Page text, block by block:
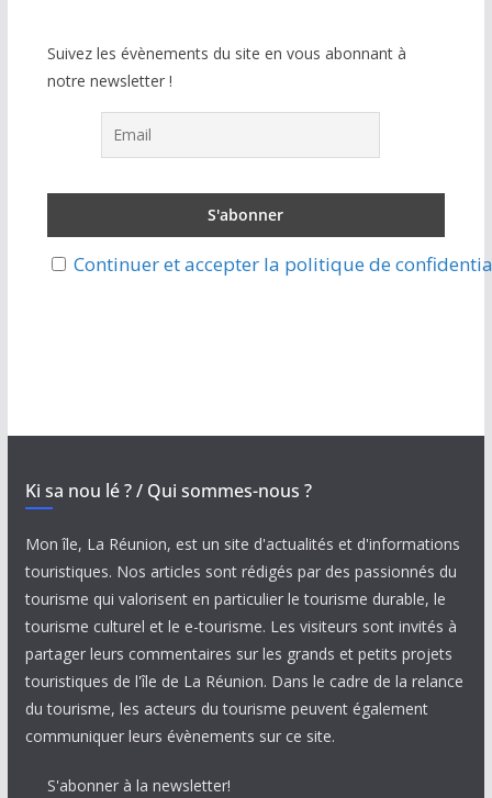
Suivez les évènements du site en vous abonnant à
notre newsletter !
Continuer et accepter la politique de
Ki sa nou lé ? / Qui sommes-nous ?
Mon île, La Réunion, est un site d'actualités et d'informations
touristiques. Nos articles sont rédigés par des passionnés du
tourisme qui valorisent en particulier le tourisme durable, le
tourisme culturel et le e-tourisme. Les visiteurs sont invités à
partager leurs commentaires sur les grands et petits projets
touristiques de l'île de La Réunion. Dans le cadre de la relance
du tourisme, les acteurs du tourisme peuvent également
communiquer leurs évènements sur ce site.
S'abonner à la newsletter!